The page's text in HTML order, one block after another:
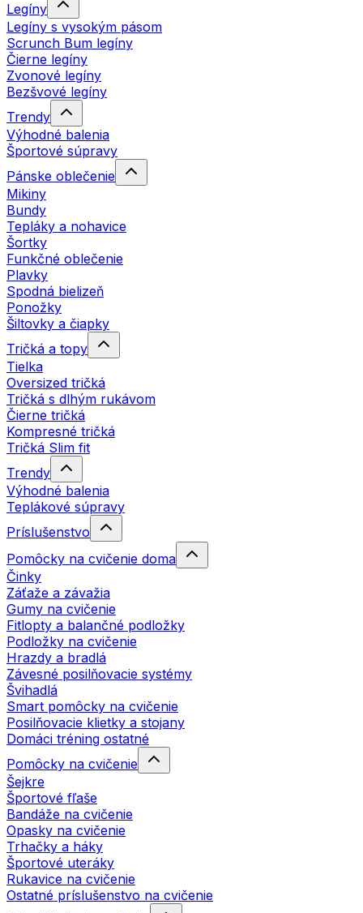
Legíny
Legíny s vysokým pásom
Scrunch Bum legíny
Čierne legíny
Zvonové legíny
Bezšvové legíny
Trendy
Výhodné balenia
Športové súpravy
Pánske oblečenie
Mikiny
Bundy
Tepláky a nohavice
Šortky
Funkčné oblečenie
Plavky
Spodná bielizeň
Ponožky
Šiltovky a čiapky
Tričká a topy
Tielka
Oversized tričká
Tričká s dlhým rukávom
Čierne tričká
Kompresné tričká
Tričká Slim fit
Trendy
Výhodné balenia
Teplákové súpravy
Príslušenstvo
Pomôcky na cvičenie doma
Činky
Záťaže a závažia
Gumy na cvičenie
Fitlopty a balančné podložky
Podložky na cvičenie
Hrazdy a bradlá
Závesné posilňovacie systémy
Švihadlá
Smart pomôcky na cvičenie
Posilňovacie klietky a stojany
Domáci tréning ostatné
Pomôcky na cvičenie
Šejkre
Športové fľaše
Bandáže na cvičenie
Opasky na cvičenie
Trhačky a háky
Športové uteráky
Rukavice na cvičenie
Ostatné príslušenstvo na cvičenie